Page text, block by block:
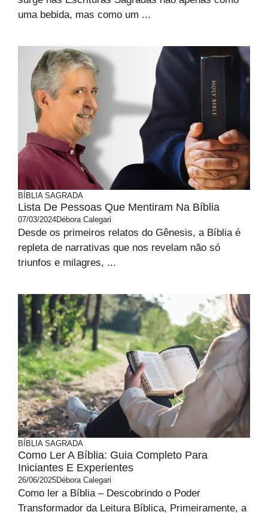
uma bebida, mas como um ...
BÍBLIA SAGRADA
Lista De Pessoas Que Mentiram Na Bíblia
07/03/2024Débora Calegari
Desde os primeiros relatos do Gênesis, a Bíblia é
repleta de narrativas que nos revelam não só
triunfos e milagres, ...
BÍBLIA SAGRADA
Como Ler A Bíblia: Guia Completo Para
Iniciantes E Experientes
26/06/2025Débora Calegari
Como ler a Bíblia – Descobrindo o Poder
Transformador da Leitura Bíblica, Primeiramente, a